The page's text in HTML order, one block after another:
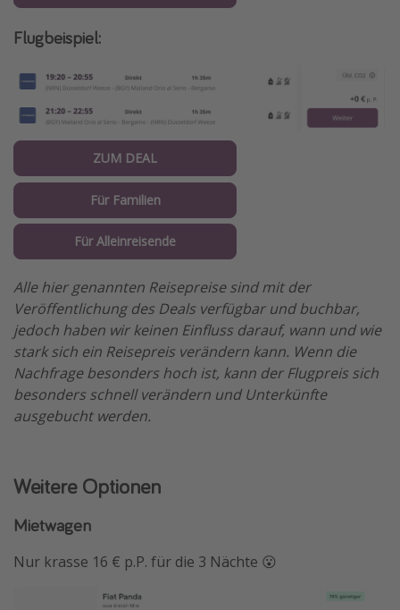
Flugbeispiel:
ZUM DEAL
Für Familien
Für Alleinreisende
Alle hier genannten Reisepreise sind mit der
Veröffentlichung des Deals verfügbar und buchbar,
jedoch haben wir keinen Einfluss darauf, wann und wie
stark sich ein Reisepreis verändern kann. Wenn die
Nachfrage besonders hoch ist, kann der Flugpreis sich
besonders schnell verändern und Unterkünfte
ausgebucht werden.
Weitere Optionen
Mietwagen
Nur krasse 16 € p.P. für die 3 Nächte 😮